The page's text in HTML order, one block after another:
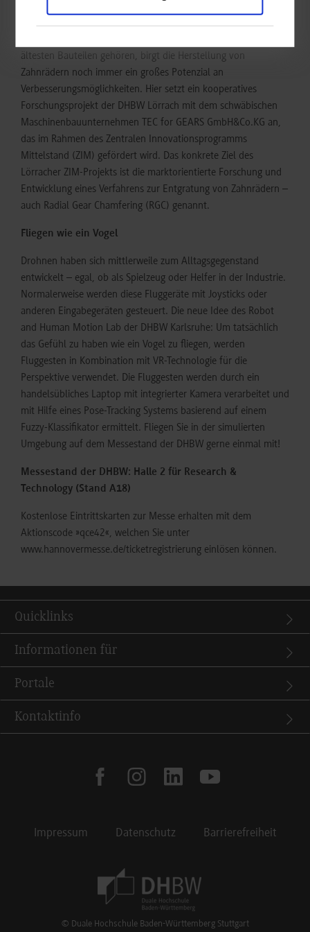
ältesten Bauteilen gehören, birgt die Herstellung von
Zahnrädern noch immer ein großes Potenzial an
Verbesserungsmöglichkeiten. Hier setzt ein kooperatives
Forschungsprojekt der DHBW Lörrach mit dem schwäbischen
Maschinenbauunternehmen TEC for GEARS GmbH&Co.KG an,
das im Rahmen des Zentralen Innovationsprogramms
Mittelstand (ZIM) gefördert wird. Das konkrete Ziel des
Lörracher ZIM-Projekts ist die marktorientierte Forschung und
Entwicklung eines Verfahrens zur Entgratung von Zahnrädern –
auch Radial Gear Chamfering (RGC) genannt.
Fliegen wie ein Vogel
Drohnen haben sich mittlerweile zum Alltagsgegenstand
entwickelt – egal, ob als Spielzeug oder Helfer in der Industrie.
Normalerweise werden diese Fluggeräte mit Joysticks oder
anderen Eingabegeräten gesteuert. Die neue Idee des Robot
and Human Motion Lab der DHBW Karlsruhe: Um tatsächlich
das Gefühl zu haben wie ein Vogel zu fliegen, werden
Fluggesten in Kombination mit VR-Technologie für die
Perspektive verwendet. Die Fluggesten werden durch ein
handelsübliches Laptop mit integrierter Kamera verarbeitet und
mit Hilfe eines Pose-Tracking Systems basierend auf einem
Fuzzy-Klassifikator ermittelt. Fliegen Sie in der simulierten
Umgebung auf dem Messestand der DHBW gerne einmal mit!
Messestand der DHBW: Halle 2 für Research &
Technology (Stand A18)
Kostenlose Eintrittskarten zur Messe erhalten mit dem
Aktionscode »qce42«, welchen Sie unter
www.hannovermesse.de/ticketregistrierung einlösen können.
Quicklinks
Informationen für
Portale
Kontaktinfo
facebookinstagramlinkedinyoutube
Impressum Datenschutz Barrierefreiheit
© Duale Hochschule Baden-Württemberg Stuttgart